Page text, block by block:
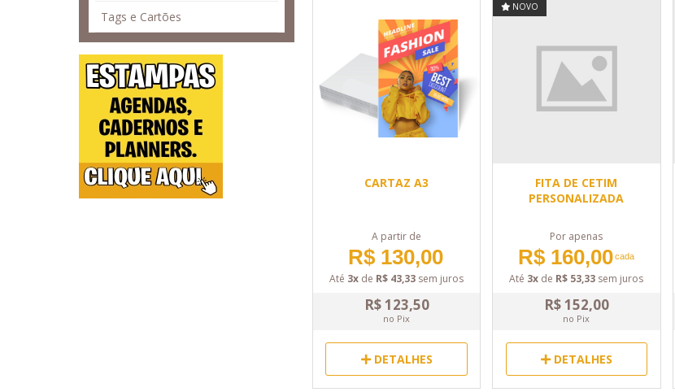
Tags e Cartões
DETALHES
CARTAZ A3
A partir de
R$ 130,00
Até 3x de R$ 43,33 sem juros
R$ 123,50
no Pix
DETALHES
NOVO
FITA DE CETIM
PERSONALIZADA
Por apenas
R$ 160,00cada
Até 3x de R$ 53,33 sem juros
R$ 152,00
no Pix
DETALHES